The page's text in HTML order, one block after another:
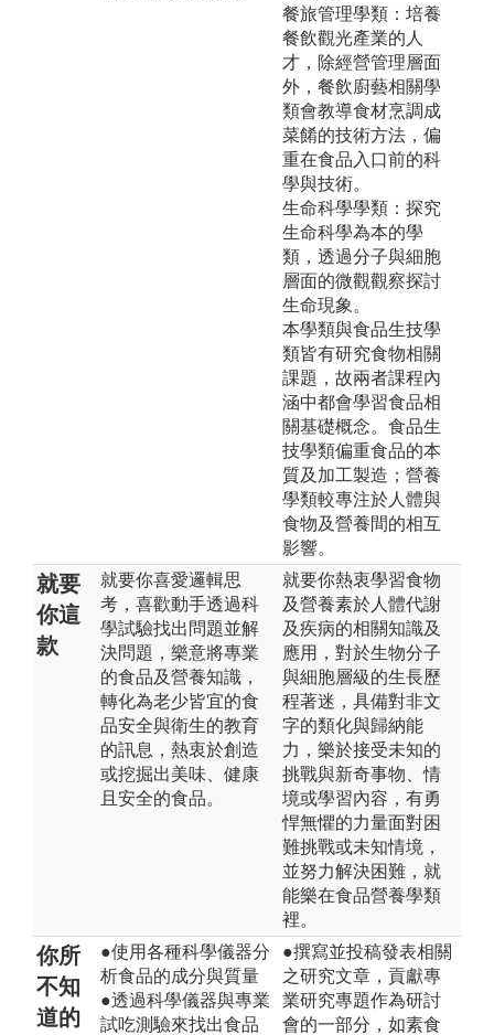
餐旅管理學類：培養
餐飲觀光產業的人
才，除經營管理層面
外，餐飲廚藝相關學
類會教導食材烹調成
菜餚的技術方法，偏
重在食品入口前的科
學與技術。
生命科學學類：探究
生命科學為本的學
類，透過分子與細胞
層面的微觀觀察探討
生命現象。
本學類與食品生技學
類皆有研究食物相關
課題，故兩者課程內
涵中都會學習食品相
關基礎概念。食品生
技學類偏重食品的本
質及加工製造；營養
學類較專注於人體與
食物及營養間的相互
影響。
就要
你這
款
就要你喜愛邏輯思
考，喜歡動手透過科
學試驗找出問題並解
決問題，樂意將專業
的食品及營養知識，
轉化為老少皆宜的食
品安全與衛生的教育
的訊息，熱衷於創造
或挖掘出美味、健康
且安全的食品。
就要你熱衷學習食物
及營養素於人體代謝
及疾病的相關知識及
應用，對於生物分子
與細胞層級的生長歷
程著迷，具備對非文
字的類化與歸納能
力，樂於接受未知的
挑戰與新奇事物、情
境或學習內容，有勇
悍無懼的力量面對困
難挑戰或未知情境，
並努力解決困難，就
能樂在食品營養學類
裡。
你所
不知
道的
●使用各種科學儀器分
析食品的成分與質量
●透過科學儀器與專業
試吃測驗來找出食品
●撰寫並投稿發表相關
之研究文章，貢獻專
業研究專題作為研討
會的一部分，如素食